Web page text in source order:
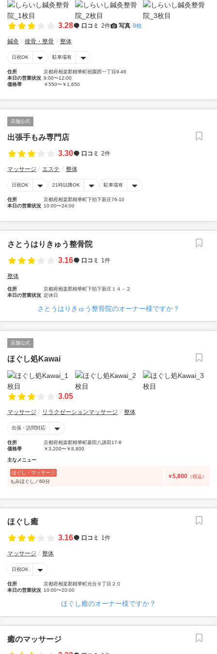
3.28 口コミ 2件 写真 9枚
鍼灸 接骨・整骨 整体
日祝OK 駐車場有
住所
京都府相楽郡精華町祝園西一丁目9-46
本日の営業状況 9:00〜12:00
価格帯
￥550〜￥1,650
店舗公式
出張手もみ専門店
3.30
口コミ 2件
マッサージ エステ 整体
日祝OK 21時以降OK 駐車場有
住所
京都府相楽郡精華町下狛下新庄76-10
本日の営業状況 10:00〜24:00
さとうはりきゅう整骨院
3.16
口コミ 1件
整体
住所
京都府相楽郡精華町下狛下新庄１４－２
本日の営業状況 定休日
さとうはりきゅう整骨院のオーナー様ですか？
店舗公式
ほぐし処Kawai
3.05
マッサージ リラクゼーションマッサージ 整体
出張・訪問対応
住所
京都府相楽郡精華町菱田八講田17-6
価格帯
￥3,200〜￥8,800
主なメニュー
ほぐし・マッサージ
もみほぐし／60分
￥5,800 （税込）
ほぐし癒
3.16
口コミ 1件
マッサージ 整体
日祝OK
住所
京都府相楽郡精華町光台９丁目２０
本日の営業状況 10:00〜20:00
ほぐし癒のオーナー様ですか？
癒のマッサージ